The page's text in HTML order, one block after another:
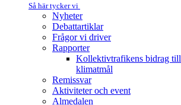
Så här tycker vi
Nyheter
Debattartiklar
Frågor vi driver
Rapporter
Kollektivtrafikens bidrag till
klimatmål
Remissvar
Aktiviteter och event
Almedalen